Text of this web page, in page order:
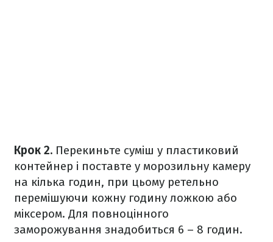
Крок 2. Перекиньте суміш у пластиковий
контейнер і поставте у морозильну камеру
на кілька годин, при цьому ретельно
перемішуючи кожну годину ложкою або
міксером. Для повноцінного
заморожування знадобиться 6 – 8 годин.